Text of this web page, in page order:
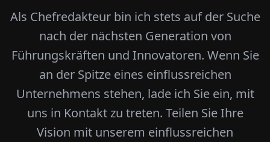
Als Chefredakteur bin ich stets auf der Suche
nach der nächsten Generation von
Führungskräften und Innovatoren. Wenn Sie
an der Spitze eines einflussreichen
Unternehmens stehen, lade ich Sie ein, mit
uns in Kontakt zu treten. Teilen Sie Ihre
Vision mit unserem einflussreichen